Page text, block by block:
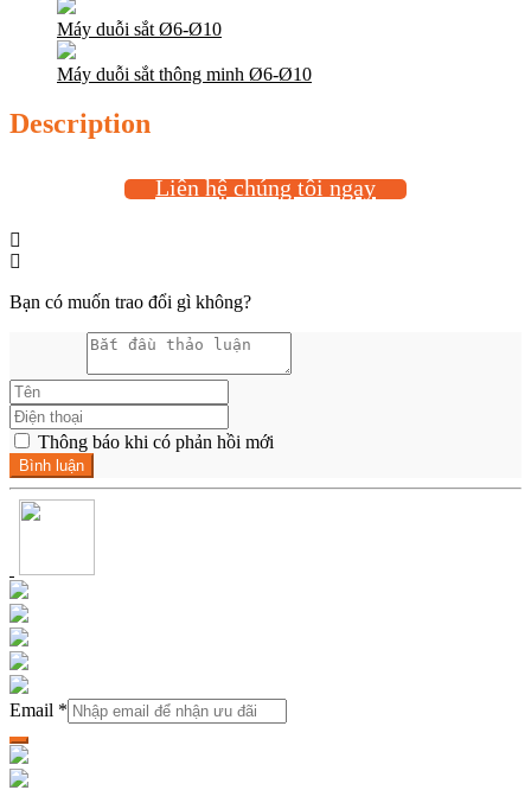
Máy duỗi sắt Ø6-Ø10
Máy duỗi sắt thông minh Ø6-Ø10
Description
Liên hệ chúng tôi ngay
Bạn có muốn trao đổi gì không?
Thông báo khi có phản hồi mới
Email *